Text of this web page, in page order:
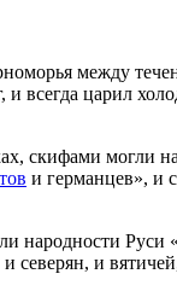
между
всегда царил
скифами могли
и германцев», и
народности
и